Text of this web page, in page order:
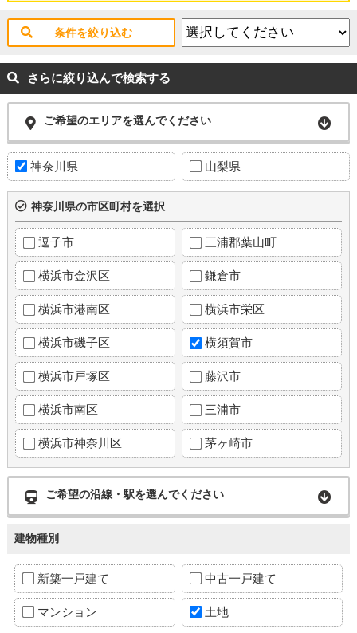
条件を絞り込む
さらに絞り込んで検索する
ご希望のエリアを選んでください
神奈川県 山梨県
神奈川県の市区町村を選択
逗子市 三浦郡葉山町
横浜市金沢区 鎌倉市
横浜市港南区 横浜市栄区
横浜市磯子区 横須賀市
横浜市戸塚区 藤沢市
横浜市南区 三浦市
横浜市神奈川区 茅ヶ崎市
ご希望の沿線・駅を選んでください
建物種別
新築一戸建て 中古一戸建て
マンション 土地